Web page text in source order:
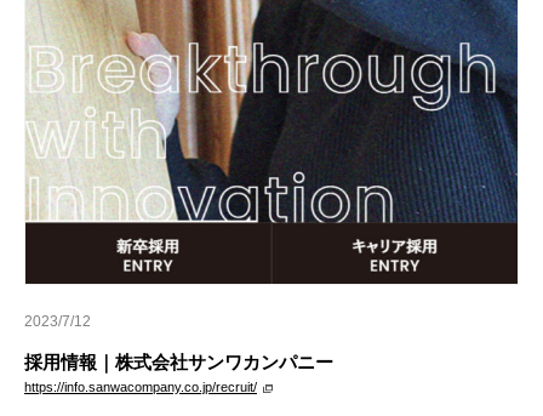
2023/7/12
採用情報｜株式会社サンワカンパニー
https://info.sanwacompany.co.jp/recruit/